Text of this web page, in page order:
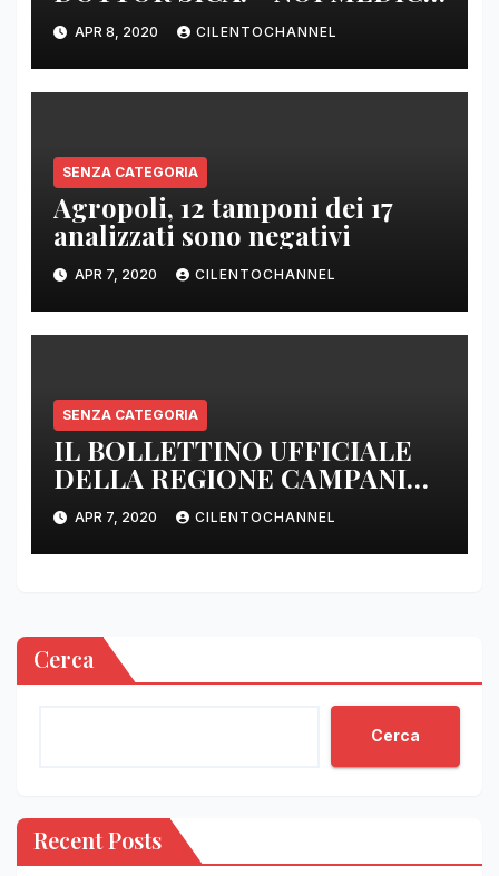
DI BASE SIAMO SENZA ARMI
E SENZA PRESIDI”
APR 8, 2020 CILENTOCHANNEL
SENZA CATEGORIA
Agropoli, 12 tamponi dei 17
analizzati sono negativi
APR 7, 2020 CILENTOCHANNEL
SENZA CATEGORIA
IL BOLLETTINO UFFICIALE
DELLA REGIONE CAMPANIA
DELLE ORE 22.00
APR 7, 2020 CILENTOCHANNEL
Cerca
Cerca
Recent Posts